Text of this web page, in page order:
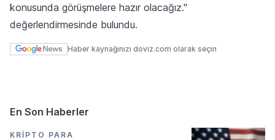
konusunda görüşmelere hazır olacağız."
değerlendirmesinde bulundu.
Haber kaynağınızı doviz.com olarak seçin
En Son Haberler
KRIPTO PARA